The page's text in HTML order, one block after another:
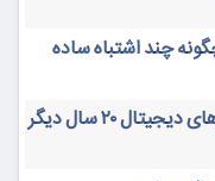
چند اشتباه ساده
پشت پرده آینده اقتصاد جهان؛ بازار ارزهای دیجیتال ۲۰ سال دیگر